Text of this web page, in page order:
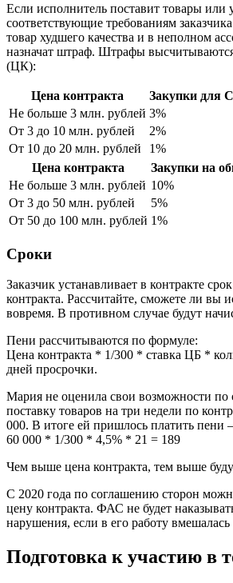
Если исполнитель поставит товары или
соответствующие требованиям
товар худшего качества и в неполном
назначат штраф. Штрафы
(ЦК):
Цена контракта
Закупки для
Не больше 3 млн. рублей 3%
От 3 до 10 млн. рублей
2%
От 10 до 20 млн. рублей
1%
Цена контракта
Закупки на
Не больше 3 млн. рублей 10%
От 3 до 50 млн. рублей
5%
От 50 до 100 млн. рублей 1%
Сроки
Заказчик устанавливает в контракте
контракта. Рассчитайте, сможете ли вы
вовремя. В противном случае будут
Пени рассчитываются по формуле:
Цена контракта * 1/300 * ставка ЦБ *
дней просрочки.
Мария не оценила свои возможности по
поставку товаров на три недели по
000. В итоге ей пришлось платить пени
60 000 * 1/300 * 4,5% * 21 = 189
Чем выше цена контракта, тем выше
С 2020 года по соглашению сторон
цену контракта. ФАС не будет
нарушения, если в его работу
Подготовка к участию в